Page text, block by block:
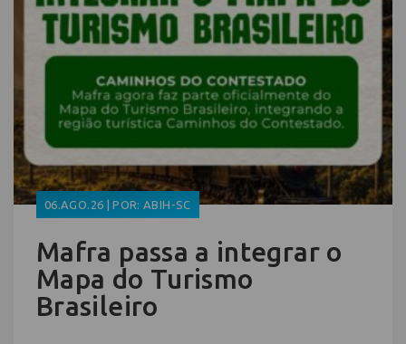
06.AGO.26 | POR: ABIH-SC
Mafra passa a integrar o
Mapa do Turismo
Brasileiro